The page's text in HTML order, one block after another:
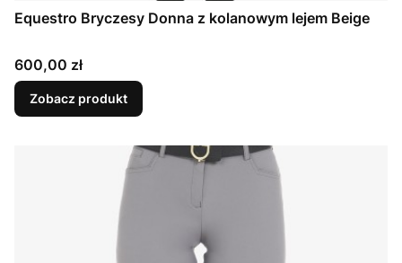
Equestro Bryczesy Donna z kolanowym lejem Beige
Cena
600,00 zł
Zobacz produkt